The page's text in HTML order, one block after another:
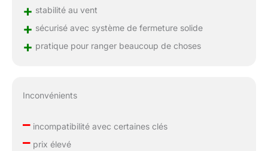
+ stabilité au vent
+ sécurisé avec système de fermeture solide
+ pratique pour ranger beaucoup de choses
Inconvénients
–incompatibilité avec certaines clés
–prix élevé